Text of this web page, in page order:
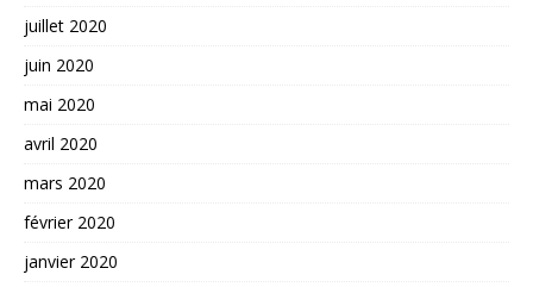
juillet 2020
juin 2020
mai 2020
avril 2020
mars 2020
février 2020
janvier 2020